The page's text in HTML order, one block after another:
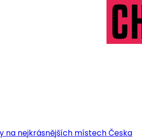
na nejkrásnějších místech Česka